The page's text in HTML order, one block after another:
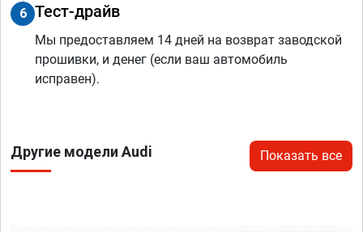
6 Тест-драйв
Мы предоставляем 14 дней на возврат заводской
прошивки, и денег (если ваш автомобиль
исправен).
Другие модели Audi Показать все